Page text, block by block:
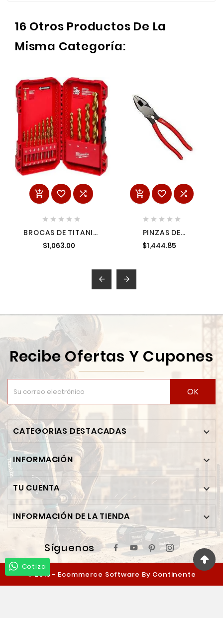
16 Otros Productos De La
Misma Categoría:
  
    
BROCAS DE TITANIO
20 PIEZAS MILWAUKEE
48-89-1105
$1,063.00
  
    
PINZAS DE
ELECTRICISTA 9"
MILWAUKEE 48226503
$1,444.85
 
Recibe Ofertas Y Cupones
OK
CATEGORIAS DESTACADAS 
INFORMACIÓN 
TU CUENTA 
INFORMACIÓN DE LA TIENDA 
Síguenos
© 2019 - Ecommerce Software By Continente
Ferretero™
Cotiza